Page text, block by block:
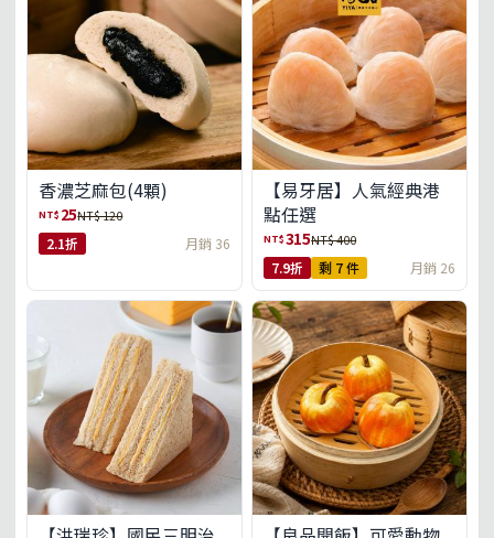
香濃芝麻包(4顆)
NT$ 25NT$ 120
2.1折 月銷 36
【易牙居】人氣經典港
點任選
NT$315NT$ 400
7.9折 剩 7 件 月銷 26